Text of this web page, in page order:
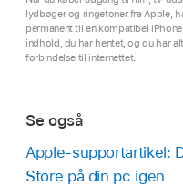
lydbøger og ringetoner fra Apple,
permanent til en kompatibel
indhold, du har hentet, og du har
forbindelse til internettet.
Se også
Apple-supportartikel:
Store på din pc igen